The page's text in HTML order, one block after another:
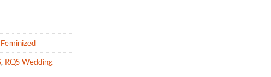
, RQS Wedding